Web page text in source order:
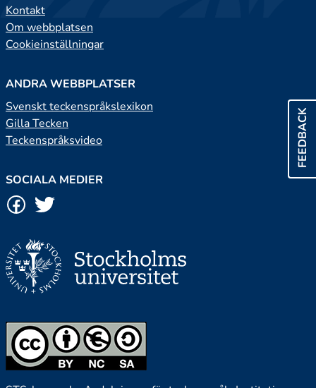
FEEDBACK
Kontakt
Om webbplatsen
Cookieinställningar
ANDRA WEBBPLATSER
Svenskt teckenspråkslexikon
Gilla Tecken
Teckenspråksvideo
SOCIALA MEDIER